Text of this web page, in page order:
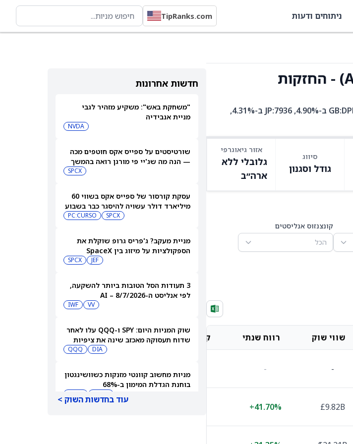
ניתוחים ודעות TipRanks.com
ASCI היא קרן סל עם 52 אחזקות. בין האחזקות המובילות: SMIN ב-6.56%, GB:DPLM ב-4.90%, JP:7936 ב-4.31%,
סיווג
גודל וסגנון
אזור גיאוגרפי
גלובלי ללא
ארה״ב
קונצנזוס אנליסטים
הכל
שווי שוק רווח שנתי קונצנזוס אנליסטים מחיר יעד אנליסטים
-
-
£9.82B
+41.70%
8,142.86 p
חדשות אחרונות
"משחקת באש": משקיע מזהיר לגבי
מניית אנבידיה
NVDA
שורטיסטים על ספייס אקס חוטפים מכה
— הנה מה שג'יי פי מורגן רואה בהמשך
SPCX
עסקת קורסור של ספייס אקס בשווי 60
מיליארד דולר עשויה להיסגר כבר בשבוע
SPCX
PC:CURSO
מניית מעקב? ג'פריס גרופ שוקלת את
הספקולציות על מיזוג בין SpaceX
JEF
SPCX
3 תעודות הסל הטובות ביותר להשקעה,
לפי אנליסט ה-AI – 8/7/2026
VV
IWF
שוק המניות היום: SPY ו-QQQ עלו לאחר
שדוח תעסוקה מאכזב שינה את ציפיות
DIA
QQQ
מניות מחשוב קוונטי מזנקות כשוושינגטון
בוחנת הגדלת המימון ב-68%
עוד בחדשות השוק >